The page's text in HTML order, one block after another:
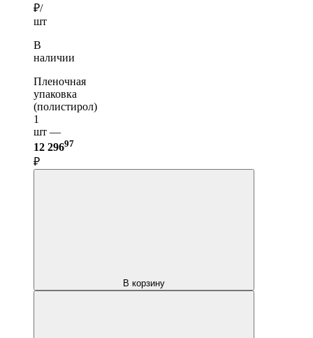
₽/
шт
В
наличии
Пленочная
упаковка
(полистирол)
1
шт —
12 29697
₽
В корзину